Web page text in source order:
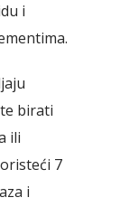
i
birati
ili
7
i